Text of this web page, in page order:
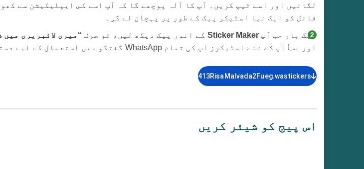
لگائیں اور اسے ٹیپ کریں۔ آپ کا آلہ پوچھے گا کہ آپ اسے کس ایپلیکیشن سے
فائل کو ایک نیا اسٹیکر پیک کے طور پر پہچان لے گی۔
ایک بار جب آپ Sticker Maker کے اندر پیک دیکھ لیں، تو صرف “میری لائبریری میں
اور بس! آپ کے نئے اسٹیکرز آپ کی تمام WhatsApp گفتگو میں استعمال کے لیے دستیاب ہوں گے۔
413RisaMalvada2Fueg.wastickers
اس پیج کو شیئر کریں